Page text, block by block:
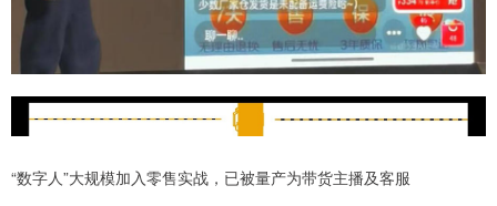
“数字人”大规模加入零售实战，已被量产为带货主播及客服